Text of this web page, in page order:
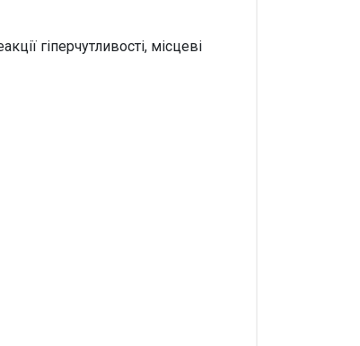
гіперчутливості, місцеві